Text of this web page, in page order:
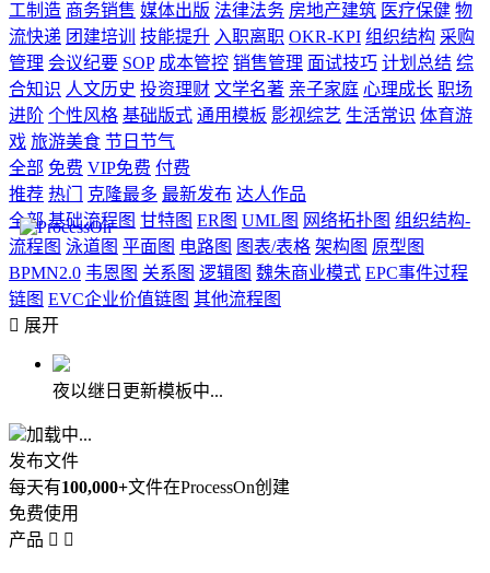
工制造 商务销售 媒体出版 法律法务 房地产建筑 医疗保健 物
流快递 团建培训 技能提升 入职离职 OKR-KPI 组织结构 采购
管理 会议纪要 SOP 成本管控 销售管理 面试技巧 计划总结 综
合知识 人文历史 投资理财 文学名著 亲子家庭 心理成长 职场
进阶 个性风格 基础版式 通用模板 影视综艺 生活常识 体育游
戏 旅游美食 节日节气
全部 免费 VIP免费 付费
推荐 热门 克隆最多 最新发布 达人作品
全部 基础流程图 甘特图 ER图 UML图 网络拓扑图 组织结构-
流程图 泳道图 平面图 电路图 图表/表格 架构图 原型图
BPMN2.0 韦恩图 关系图 逻辑图 魏朱商业模式 EPC事件过程
链图 EVC企业价值链图 其他流程图
 展开
夜以继日更新模板中...
加载中...
发布文件
每天有100,000+文件在ProcessOn创建
免费使用
产品  